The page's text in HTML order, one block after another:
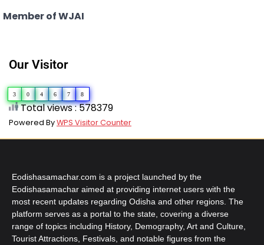
Member of WJAI
Our Visitor
3 0 4 6 7 8
Total views : 578379
Powered ByWPS Visitor Counter
Eodishasamachar.com is a project launched by the
Eodishasamachar aimed at providing internet users with the
most recent updates regarding Odisha and other regions. The
platform serves as a portal to the state, covering a diverse
range of topics including History, Demography, Art and Culture,
Tourist Attractions, Festivals, and notable figures from the